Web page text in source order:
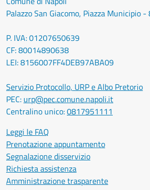
Palazzo San Giacomo, Piazza Municipio
P. IVA: 01207650639
CF: 80014890638
LEI: 8156007FF4DEB97ABA09
Servizio Protocollo, URP e Albo Pretorio
PEC: urp@pec.comune.napoli.it
Centralino unico:0817951111
Leggi le FAQ
Prenotazione appuntamento
Segnalazione disservizio
Richiesta assistenza
Amministrazione trasparente